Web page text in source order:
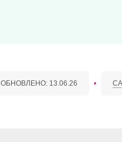
ОБНОВЛЕНО: 13.06.26 •